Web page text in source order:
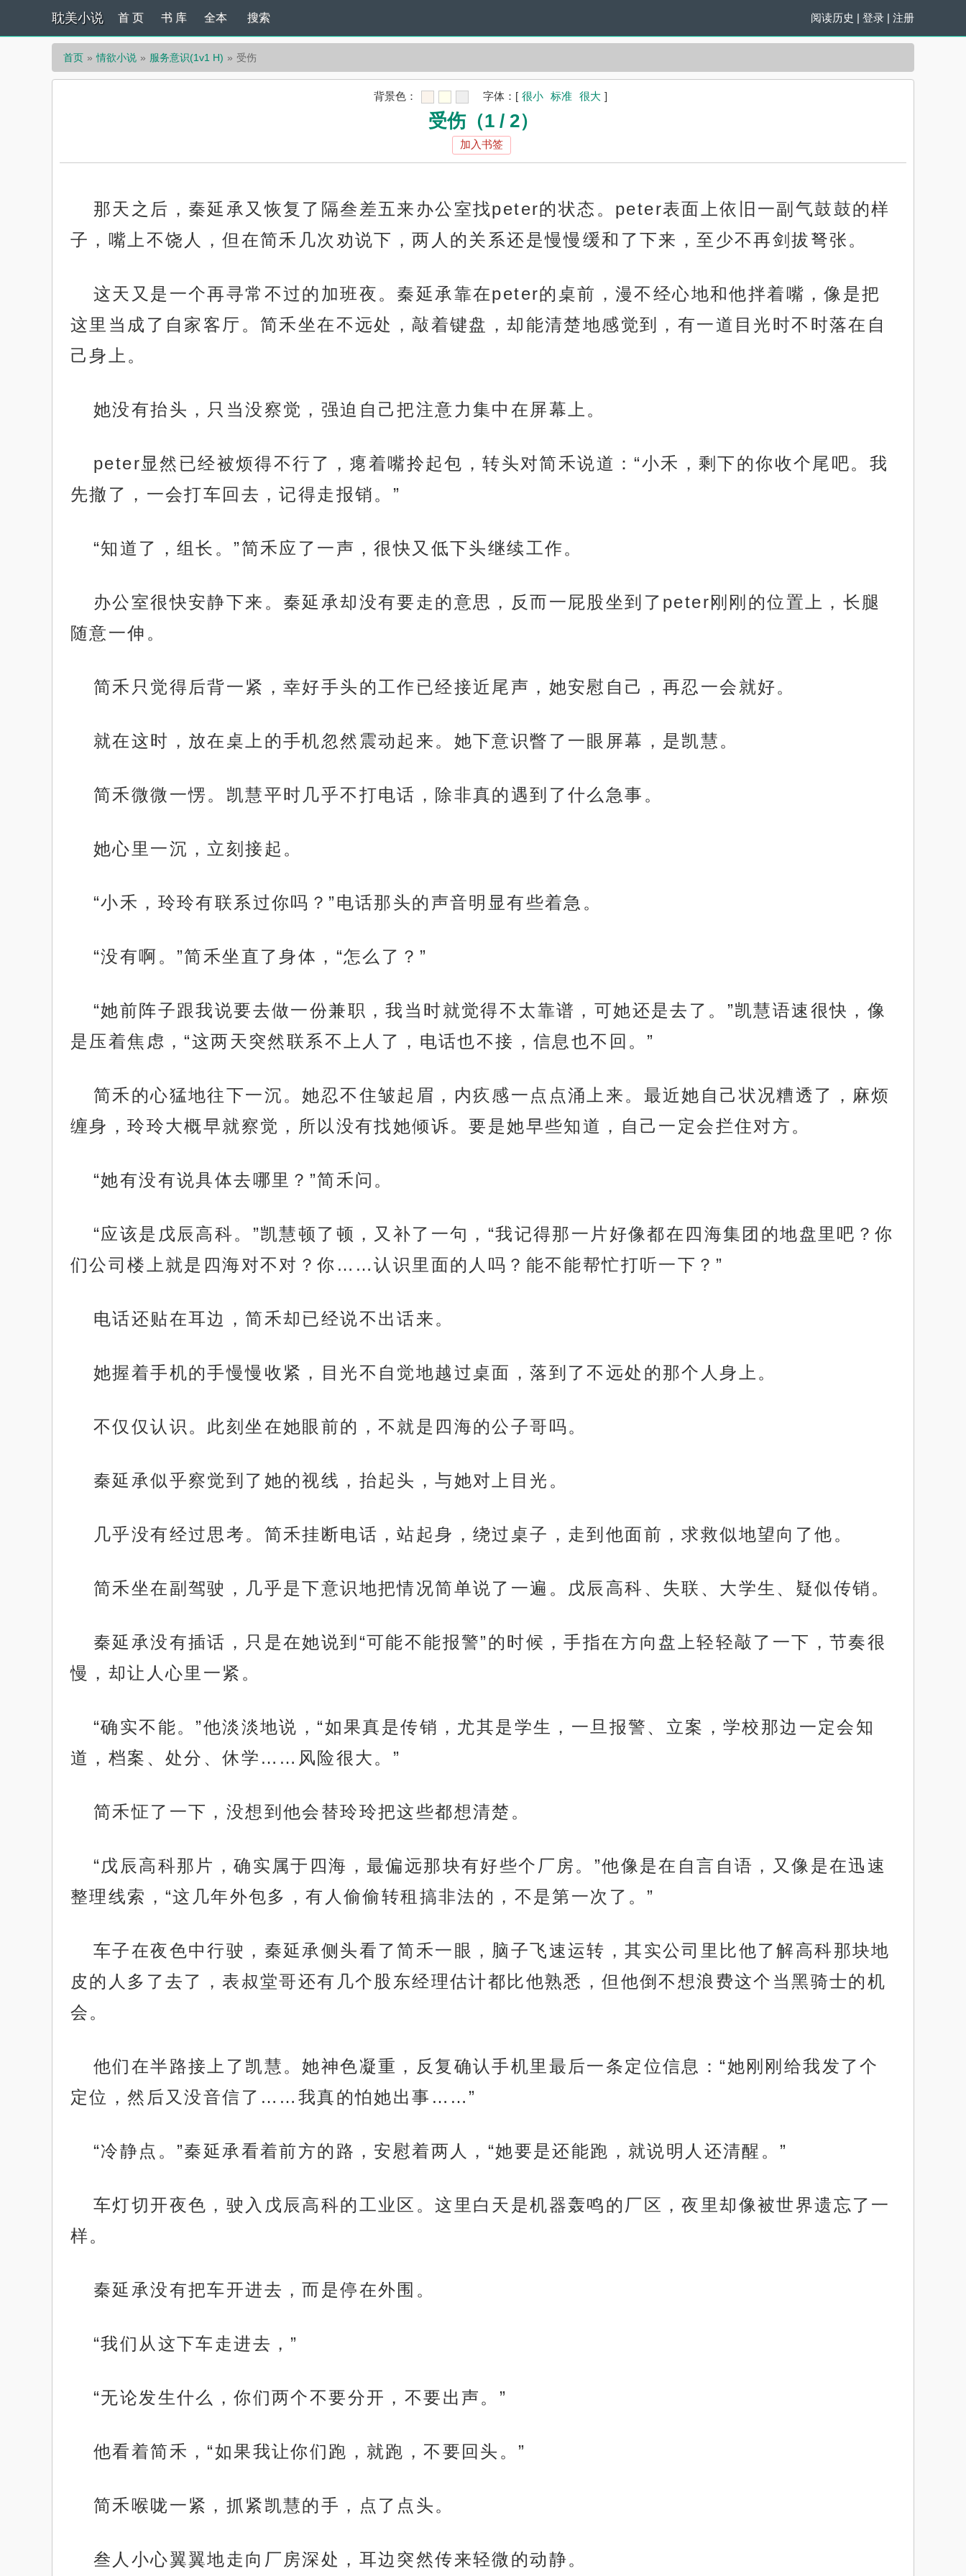
耽美小说 阅读历史 | 登录 | 注册
首 页 书 库 全本 搜索
首页 情欲小说 服务意识(1v1 H) 受伤
背景色： 字体： [ 很小 标准 很大 ]
受伤（1 / 2）
加入书签
那天之后，秦延承又恢复了隔叁差五来办公室找peter的状态。peter表面上依旧一副气鼓鼓的样
子，嘴上不饶人，但在简禾几次劝说下，两人的关系还是慢慢缓和了下来，至少不再剑拔弩张。
这天又是一个再寻常不过的加班夜。秦延承靠在peter的桌前，漫不经心地和他拌着嘴，像是把
这里当成了自家客厅。简禾坐在不远处，敲着键盘，却能清楚地感觉到，有一道目光时不时落在自
己身上。
她没有抬头，只当没察觉，强迫自己把注意力集中在屏幕上。
peter显然已经被烦得不行了，瘪着嘴拎起包，转头对简禾说道：“小禾，剩下的你收个尾吧。我
先撤了，一会打车回去，记得走报销。”
“知道了，组长。”简禾应了一声，很快又低下头继续工作。
办公室很快安静下来。秦延承却没有要走的意思，反而一屁股坐到了peter刚刚的位置上，长腿
随意一伸。
简禾只觉得后背一紧，幸好手头的工作已经接近尾声，她安慰自己，再忍一会就好。
就在这时，放在桌上的手机忽然震动起来。她下意识瞥了一眼屏幕，是凯慧。
简禾微微一愣。凯慧平时几乎不打电话，除非真的遇到了什么急事。
她心里一沉，立刻接起。
“小禾，玲玲有联系过你吗？”电话那头的声音明显有些着急。
“没有啊。”简禾坐直了身体，“怎么了？”
“她前阵子跟我说要去做一份兼职，我当时就觉得不太靠谱，可她还是去了。”凯慧语速很快，像
是压着焦虑，“这两天突然联系不上人了，电话也不接，信息也不回。”
简禾的心猛地往下一沉。她忍不住皱起眉，内疚感一点点涌上来。最近她自己状况糟透了，麻烦
缠身，玲玲大概早就察觉，所以没有找她倾诉。要是她早些知道，自己一定会拦住对方。
“她有没有说具体去哪里？”简禾问。
“应该是戊辰高科。”凯慧顿了顿，又补了一句，“我记得那一片好像都在四海集团的地盘里吧？你
们公司楼上就是四海对不对？你……认识里面的人吗？能不能帮忙打听一下？”
电话还贴在耳边，简禾却已经说不出话来。
她握着手机的手慢慢收紧，目光不自觉地越过桌面，落到了不远处的那个人身上。
不仅仅认识。此刻坐在她眼前的，不就是四海的公子哥吗。
秦延承似乎察觉到了她的视线，抬起头，与她对上目光。
几乎没有经过思考。简禾挂断电话，站起身，绕过桌子，走到他面前，求救似地望向了他。
简禾坐在副驾驶，几乎是下意识地把情况简单说了一遍。戊辰高科、失联、大学生、疑似传销。
秦延承没有插话，只是在她说到“可能不能报警”的时候，手指在方向盘上轻轻敲了一下，节奏很
慢，却让人心里一紧。
“确实不能。”他淡淡地说，“如果真是传销，尤其是学生，一旦报警、立案，学校那边一定会知
道，档案、处分、休学……风险很大。”
简禾怔了一下，没想到他会替玲玲把这些都想清楚。
“戊辰高科那片，确实属于四海，最偏远那块有好些个厂房。”他像是在自言自语，又像是在迅速
整理线索，“这几年外包多，有人偷偷转租搞非法的，不是第一次了。”
车子在夜色中行驶，秦延承侧头看了简禾一眼，脑子飞速运转，其实公司里比他了解高科那块地
皮的人多了去了，表叔堂哥还有几个股东经理估计都比他熟悉，但他倒不想浪费这个当黑骑士的机
会。
他们在半路接上了凯慧。她神色凝重，反复确认手机里最后一条定位信息：“她刚刚给我发了个
定位，然后又没音信了……我真的怕她出事……”
“冷静点。”秦延承看着前方的路，安慰着两人，“她要是还能跑，就说明人还清醒。”
车灯切开夜色，驶入戊辰高科的工业区。这里白天是机器轰鸣的厂区，夜里却像被世界遗忘了一
样。
秦延承没有把车开进去，而是停在外围。
“我们从这下车走进去，”
“无论发生什么，你们两个不要分开，不要出声。”
他看着简禾，“如果我让你们跑，就跑，不要回头。”
简禾喉咙一紧，抓紧凯慧的手，点了点头。
叁人小心翼翼地走向厂房深处，耳边突然传来轻微的动静。